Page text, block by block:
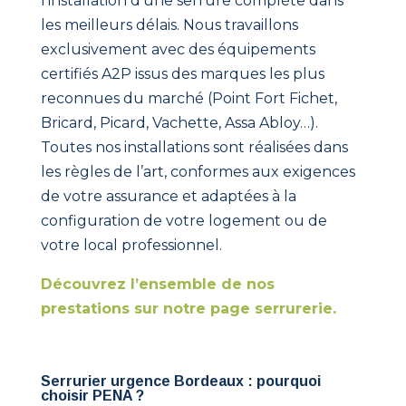
les meilleurs délais. Nous travaillons
exclusivement avec des équipements
certifiés A2P issus des marques les plus
reconnues du marché (Point Fort Fichet,
Bricard, Picard, Vachette, Assa Abloy…).
Toutes nos installations sont réalisées dans
les règles de l’art, conformes aux exigences
de votre assurance et adaptées à la
configuration de votre logement ou de
votre local professionnel.
Découvrez l’ensemble de nos
prestations sur notre page serrurerie.
Serrurier urgence Bordeaux : pourquoi
choisir PENA ?